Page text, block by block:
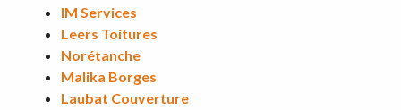
IM Services
Leers Toitures
Norétanche
Malika Borges
Laubat Couverture